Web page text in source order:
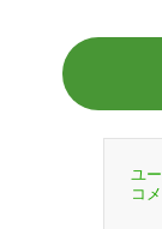
ユ
コ